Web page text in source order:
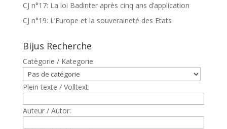
CJ n°17: La loi Badinter après cinq ans d’application
CJ n°19: L’Europe et la souveraineté des Etats
Bijus Recherche
Catègorie / Kategorie:
Plein texte / Volltext:
Auteur / Autor: